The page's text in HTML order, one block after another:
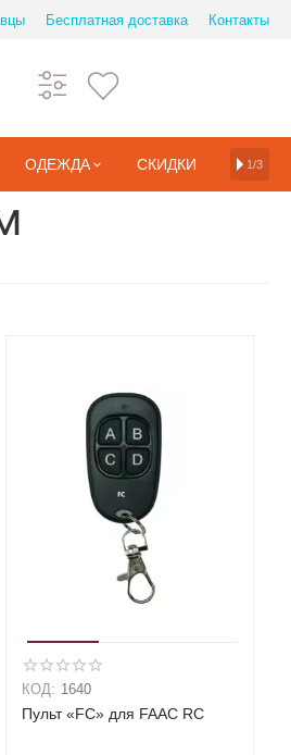
Бесплатная доставка Контакты
ОДЕЖДА СКИДКИ 1/3
КОД: 1640
Пульт «FC» для FAAC RC